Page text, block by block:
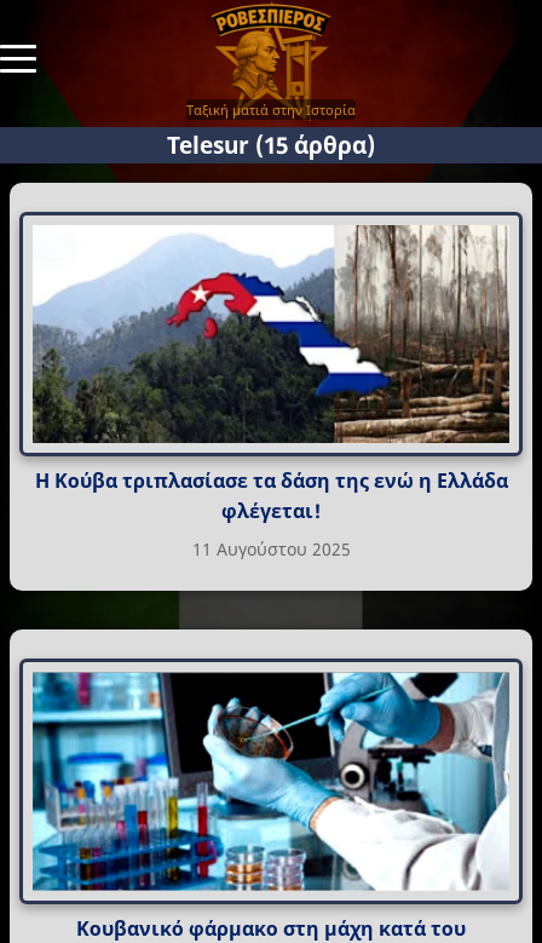
Ταξική ματιά στην Ιστορία
Telesur (15 άρθρα)
Η Κούβα τριπλασίασε τα δάση της ενώ η Ελλάδα
φλέγεται!
11 Αυγούστου 2025
Κουβανικό φάρμακο στη μάχη κατά του